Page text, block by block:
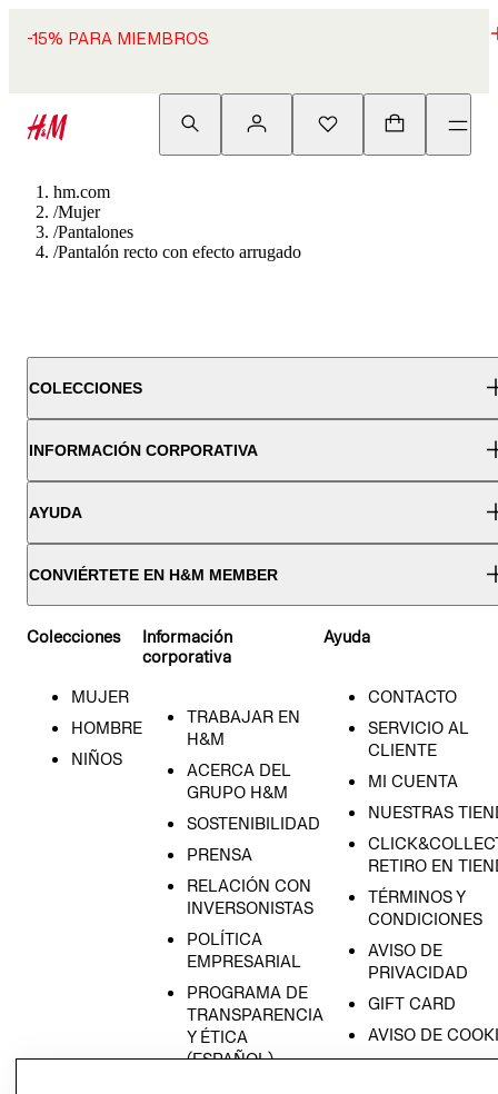
-15% PARA MIEMBROS
hm.com
/Mujer
/Pantalones
/Pantalón recto con efecto arrugado
COLECCIONES
INFORMACIÓN CORPORATIVA
AYUDA
CONVIÉRTETE EN H&M MEMBER
Colecciones
MUJER
HOMBRE
NIÑOS
Información
corporativa
TRABAJAR EN
H&M
ACERCA DEL
GRUPO H&M
SOSTENIBILIDAD
PRENSA
RELACIÓN CON
INVERSONISTAS
POLÍTICA
EMPRESARIAL
PROGRAMA DE
TRANSPARENCIA
Y ÉTICA
(ESPAÑOL)
Ayuda
CONTACTO
SERVICIO AL
CLIENTE
MI CUENTA
NUESTRAS
RETIRO EN
TÉRMINOS Y
CONDICIONES
AVISO DE
PRIVACIDAD
GIFT CARD
AVISO DE